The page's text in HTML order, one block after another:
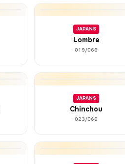
JAPANS
Lombre
019/066
JAPANS
Chinchou
023/066